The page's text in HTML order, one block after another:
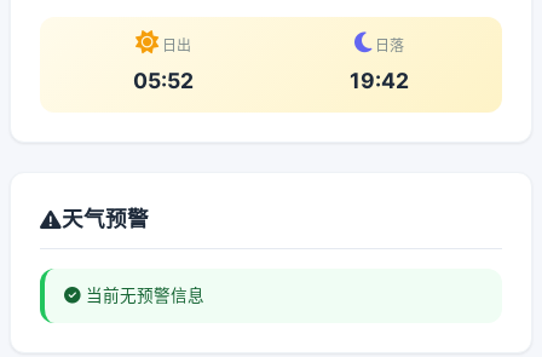
日出
05:52
日落
19:42
天气预警
当前无预警信息